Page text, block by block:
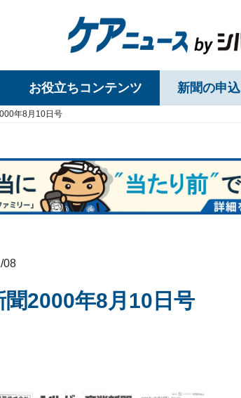
お役立ちコンテンツ 新聞の申込
年8月10日号
08
2000年8月10日号